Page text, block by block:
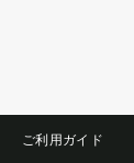
ご利用ガイド